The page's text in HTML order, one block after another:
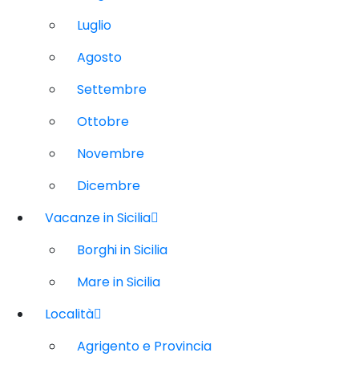
Luglio
Agosto
Settembre
Ottobre
Novembre
Dicembre
Vacanze in Sicilia
Borghi in Sicilia
Mare in Sicilia
Località
Agrigento e Provincia